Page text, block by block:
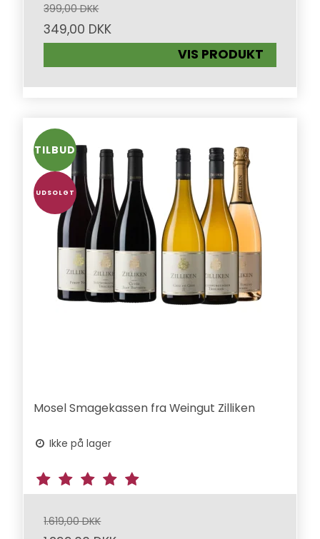
399,00 DKK
349,00 DKK
VIS PRODUKT
TILBUD
UDSOLGT
Mosel Smagekassen fra Weingut Zilliken
Ikke på lager
1.619,00 DKK